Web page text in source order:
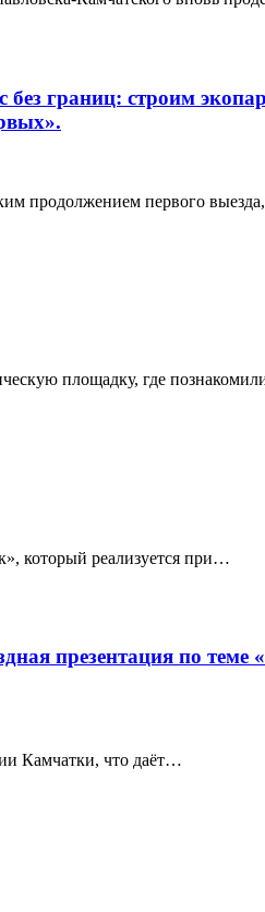
границ: строим
продолжением первого
площадку, где
который реализуется при…
презентация по теме
Камчатки, что даёт…